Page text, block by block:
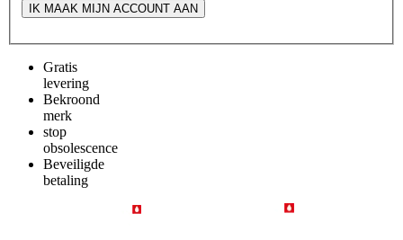
IK MAAK MIJN ACCOUNT AAN
Gratis
levering
Bekroond
merk
stop
obsolescence
Beveiligde
betaling